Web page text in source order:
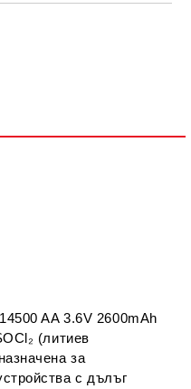
на работния ден.
AA 3.6V 2600mAh
(литиев
за
с дълъг